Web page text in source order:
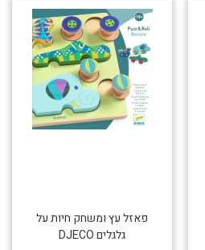
פאזל עץ ומשחק חיות על
גלגלים DJECO